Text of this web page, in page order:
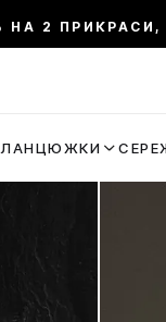
НА 2
ЛАНЦЮЖКИ